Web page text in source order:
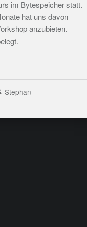
im Bytespeicher statt.
hat uns davon
anzubieten.
im Bytespeicher”
Stephan